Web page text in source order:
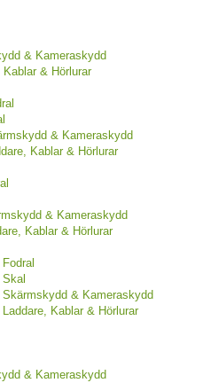
& Kameraskydd
& Hörlurar
& Kameraskydd
Kablar & Hörlurar
& Kameraskydd
Kablar & Hörlurar
& Kameraskydd
Kablar & Hörlurar
& Kameraskydd